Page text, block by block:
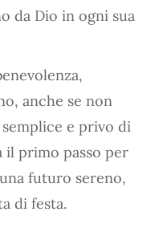
da Dio in ogni sua
anche se non
e privo di
il primo passo per
futuro sereno,
di festa.